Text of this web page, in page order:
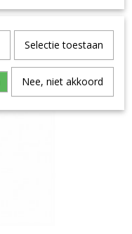
Selectie toestaan
Nee, niet akkoord